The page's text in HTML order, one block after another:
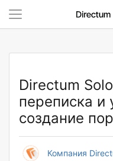
Directum
переписка и
создание
Компания